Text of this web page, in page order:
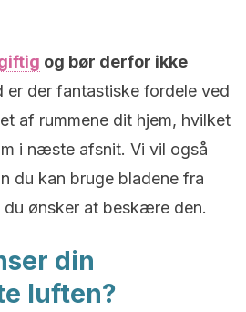
og bør derfor ikke
der fantastiske fordele ved
af rummene dit hjem, hvilket
i næste afsnit. Vi vil også
du kan bruge bladene fra
du ønsker at beskære den.
din
luften?